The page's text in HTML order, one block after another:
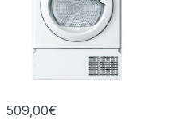
509,00€